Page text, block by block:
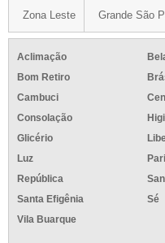
Zona Leste Grande São
Aclimação
Bom Retiro
Cambuci
Consolação
Glicério
Luz
Pari
República
Santa Efigênia
Sé
Vila Buarque